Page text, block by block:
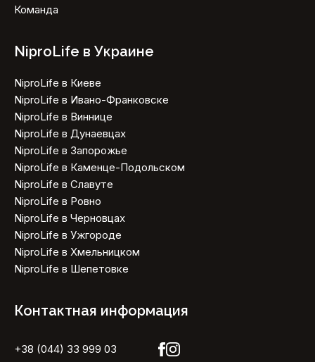
Команда
NiproLife в Украине
NiproLife в Киеве
NiproLife в Ивано-Франковске
NiproLife в Виннице
NiproLife в Дунаевцах
NiproLife в Запорожье
NiproLife в Каменце-Подольском
NiproLife в Славуте
NiproLife в Ровно
NiproLife в Черновцах
NiproLife в Ужгороде
NiproLife в Хмельницком
NiproLife в Шепетовке
Контактная информация
+38 (044) 33 999 03